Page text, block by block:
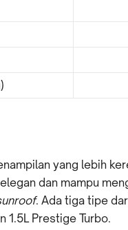
yang lebih
dan mampu
. Ada tiga tipe
1.5L Prestige Turbo.